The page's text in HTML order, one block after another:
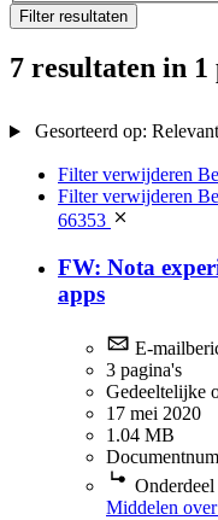
Filter resultaten
7 resultaten in 1
Gesorteerd op:
Filter verwijderen
Filter verwijderen
66353
FW: Nota
apps
E-
3 pagina's
Gedeeltelijke
17 mei 2020
1.04 MB
Onderdeel
Middelen